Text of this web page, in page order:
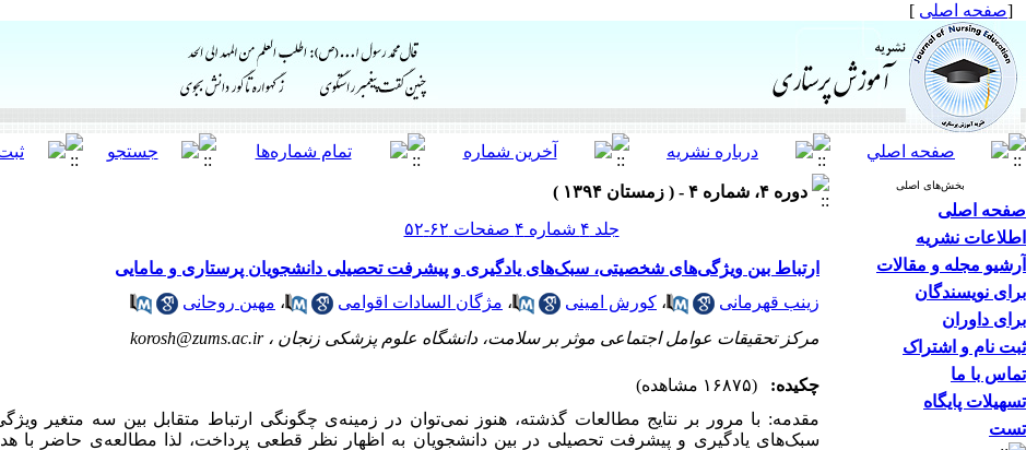
[صفحه اصلی ]
بخش‌های اصلی
صفحه اصلی
اطلاعات نشریه
آرشیو مجله و مقالات
برای نویسندگان
برای داوران
ثبت نام و اشتراک
تماس با ما
تسهیلات پایگاه
تست
دوره ۴، شماره ۴ - ( زمستان ۱۳۹۴ )
جلد ۴ شماره ۴ صفحات ۶۲-۵۲
ارتباط بین ویژگی‌های شخصیتی، سبک‌های یادگیری و پیشرفت تحصیلی دانشجویان پرستاری و مامایی
زینب قهرمانی
، کورش امینی ، مژگان السادات اقوامی ، مهین روحانی
مرکز تحقیقات عوامل اجتماعی موثر بر سلامت، دانشگاه علوم پزشکی زنجان ،korosh@zums.ac.ir
چکیده:
(۱۶۸۷۵ مشاهده)
مقدمه: با مرور بر نتایج مطالعات گذشته، هنوز نمی‌توان در زمینه‌ی چگونگی ارتباط متقابل بین سه متغیر
سبک‌های یادگیری و پیشرفت تحصیلی در بین دانشجویان به اظهار نظر قطعی پرداخت، لذا مطالعه‌ی حاضر با